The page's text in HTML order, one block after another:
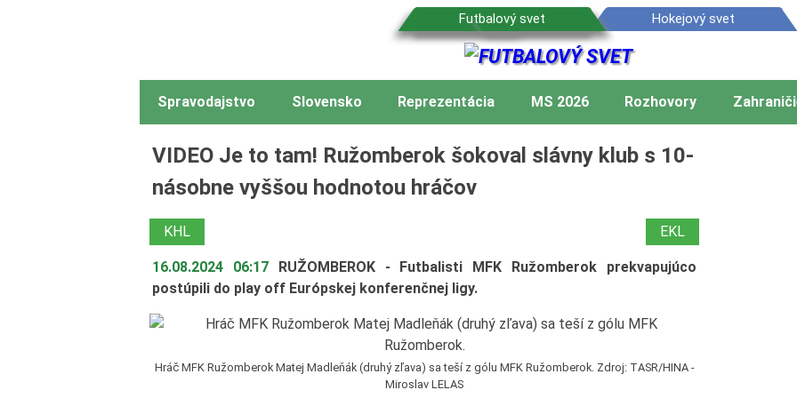
Spravodajstvo Slovensko Reprezentácia MS 2026 Rozhovory
VIDEO Je to tam! Ružomberok šokoval slávny klub s 10-
násobne vyššou hodnotou hráčov
KHL EKL
16.08.2024 06:17
RUŽOMBEROK - Futbalisti MFK Ružomberok prekvapujúco
postúpili do play off Európskej konferenčnej ligy.
Hráč MFK Ružomberok Matej Madleňák (druhý zľava) sa teší z gólu MFK Ružomberok. Zdroj: TASR/HINA -
Miroslav LELAS